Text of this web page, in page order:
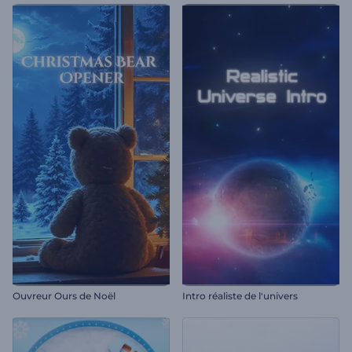
Ouvreur Ours de Noël Intro réaliste de l'univers